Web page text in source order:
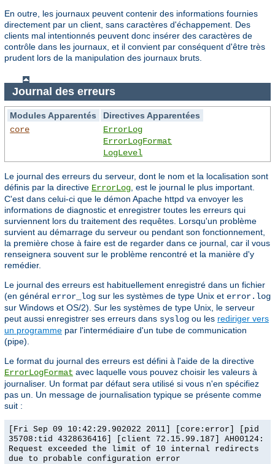
En outre, les journaux peuvent contenir des informations fournies
directement par un client, sans caractères d'échappement. Des
clients mal intentionnés peuvent donc insérer des caractères de
contrôle dans les journaux, et il convient par conséquent d'être très
prudent lors de la manipulation des journaux bruts.
Journal des erreurs
Modules Apparentés
Directives Apparentées
core
ErrorLog
ErrorLogFormat
LogLevel
Le journal des erreurs du serveur, dont le nom et la localisation sont
définis par la directive ErrorLog , est le journal le plus important.
C'est dans celui-ci que le démon Apache httpd va envoyer les
informations de diagnostic et enregistrer toutes les erreurs qui
surviennent lors du traitement des requêtes. Lorsqu'un problème
survient au démarrage du serveur ou pendant son fonctionnement,
la première chose à faire est de regarder dans ce journal, car il vous
renseignera souvent sur le problème rencontré et la manière d'y
remédier.
Le journal des erreurs est habituellement enregistré dans un fichier
(en général error_log sur les systèmes de type Unix et error.log
sur Windows et OS/2). Sur les systèmes de type Unix, le serveur
peut aussi enregistrer ses erreurs dans syslog ou les rediriger vers
un programme par l'intermédiaire d'un tube de communication
(pipe).
Le format du journal des erreurs est défini à l'aide de la directive
ErrorLogFormat avec laquelle vous pouvez choisir les valeurs à
journaliser. Un format par défaut sera utilisé si vous n'en spécifiez
pas un. Un message de journalisation typique se présente comme
suit :
[Fri Sep 09 10:42:29.902022 2011] [core:error] [pid
35708:tid 4328636416] [client 72.15.99.187] AH00124:
Request exceeded the limit of 10 internal redirects
due to probable configuration error